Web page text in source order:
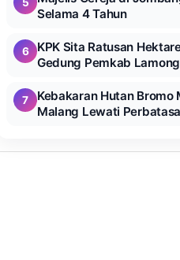
Selama 4 Tahun
6
KPK Sita Ratusan
Gedung Pemkab
7
Kebakaran Hutan Bromo
Malang Lewati